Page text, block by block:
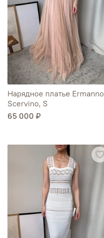
Нарядное платье Ermanno
Scervino, S
65 000 ₽